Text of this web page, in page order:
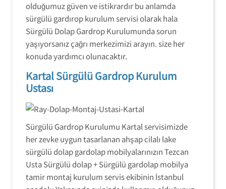
olduğumuz güven ve istikrardır bu anlamda
sürgülü gardırop kurulum servisi olarak hala
Sürgülü Dolap Gardrop Kurulumunda sorun
yaşıyorsanız çağrı merkezimizi arayın. size her
konuda yardımcı olunacaktır.
Kartal Sürgülü Gardrop Kurulum
Ustası
Sürgülü Gardrop Kurulumu Kartal servisimizde
her zevke uygun tasarlanan ahşap cilalı lake
sürgülü dolap gardolap mobilyalarınızın Tezcan
Usta Sürgülü dolap + Sürgülü gardolap mobilya
tamir montaj kurulum servis ekibinin İstanbul